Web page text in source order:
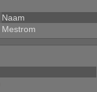
Naam
Mestrom